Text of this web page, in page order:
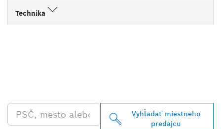
Technika
Vyhľadať miestneho
predajcu